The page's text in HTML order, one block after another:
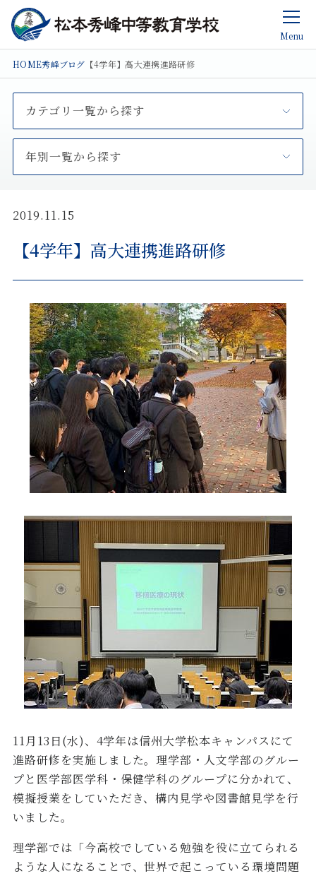
Menu
HOME秀峰ブログ 【4学年】高大連携進路研修
カテゴリ一覧から探す
年別一覧から探す
2019.11.15
【4学年】高大連携進路研修
11月13日(水)、4学年は信州大学松本キャンパスにて
進路研修を実施しました。理学部・人文学部のグルー
プと医学部医学科・保健学科のグループに分かれて、
模擬授業をしていただき、構内見学や図書館見学を行
いました。
理学部では「今高校でしている勉強を役に立てられる
ような人になることで、世界で起こっている環境問題